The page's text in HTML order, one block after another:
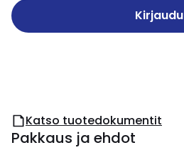
Kirjaudu
Katso tuotedokumentit
Pakkaus ja ehdot